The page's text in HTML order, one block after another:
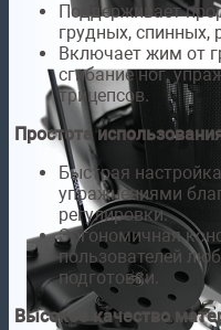
Поддерживает
грудных, спинных,
Включает жим от
сгибание ног,
трицепсов.
Простота
Быстрая
упражнениями
регулировки.
Эргономичная
пользователей
подготовки.
Высокое качество